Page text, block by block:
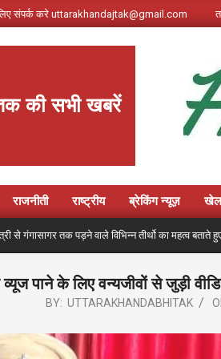
संपर्क करे uttarakhandajtak@gmail.com
की सभी खबरें
राजनीती राष्ट्रीय ब्रेकिंग न्यूज़ खेल
तक पड़ने वाले विभिन्न तीर्थो का महत्व बताते हुए कहा कि
पाने के लिए वन्यजीवों से जुड़ी
BY: UTTARAKHANDABHITAK